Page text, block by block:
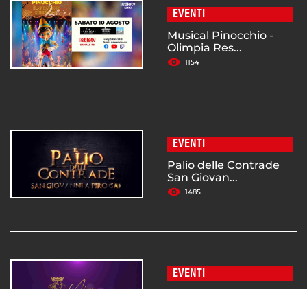
EVENTI
Musical Pinocchio -
Olimpia Res...
1154
EVENTI
Palio delle Contrade
San Giovan...
1485
EVENTI